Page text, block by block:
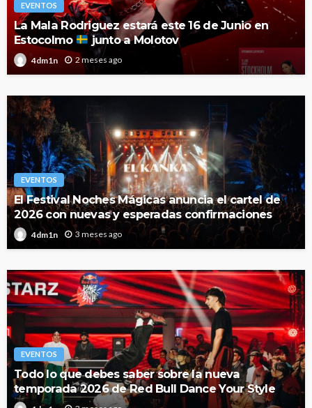
EVENTOS
La Mala Rodriguez estará este 16 de Junio en
Estocolmo
junto a Molotov
4dm1n 2 meses ago
EVENTOS
El Festival Noches Mágicas anuncia el cartel de
2026 con nuevas y esperadas confirmaciones
4dm1n 3 meses ago
EVENTOS
Todo lo que debes saber sobre la nueva
temporada 2026 de Red Bull Dance Your Style